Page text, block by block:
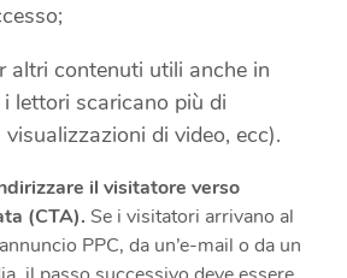
altri contenuti utili anche in
lettori scaricano più di
di video, ecc).
il visitatore verso
(CTA). Se i visitatori arrivano al
PPC, da un’e-mail o da un